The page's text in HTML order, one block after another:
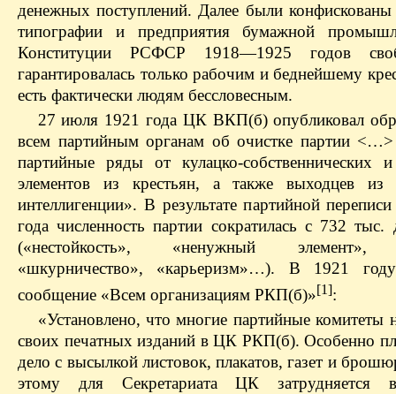
денежных поступлений. Далее были конфискованы
типографии и предприятия бумажной
Конституции РСФСР 1918—1925 годов
гарантировалась только рабочим и беднейшему
есть фактически людям бессловесным.
27 июля 1921 года ЦК ВКП(б) опубликовал
всем партийным органам об очистке партии <…>
партийные ряды от кулацко-собственнических
элементов из крестьян, а также выходцев из
интеллигенции». В результате партийной
года численность партии сократилась с 732
(«нестойкость», «ненужный элемент»,
«шкурничество», «карьеризм»…). В 1921
сообщение «Всем организациям РКП(б)»[1]:
«Установлено, что многие партийные комитеты
своих печатных изданий в ЦК РКП(б). Особенно
дело с высылкой листовок, плакатов, газет и
этому для Секретариата ЦК затрудняется